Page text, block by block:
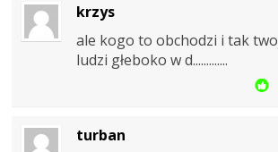
krzys
ale kogo to obchodzi i tak
ludzi głeboko w d.............
turban